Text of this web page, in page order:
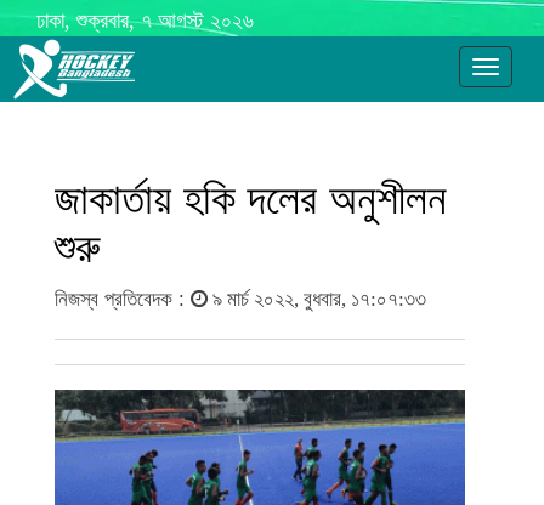
ঢাকা, শুক্রবার, ৭ আগস্ট ২০২৬
Toggle
জাকার্তায় হকি দলের অনুশীলন
শুরু
নিজস্ব প্রতিবেদক : ৯ মার্চ ২০২২, বুধবার, ১৭:০৭:৩৩